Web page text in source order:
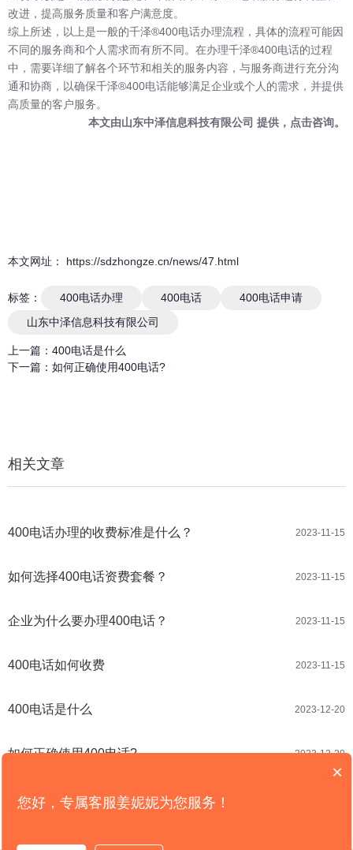
改进，提高服务质量和客户满意度。
综上所述，以上是一般的千泽®400电话办理流程，具体的流程可能因
不同的服务商和个人需求而有所不同。在办理千泽®400电话的过程
中，需要详细了解各个环节和相关的服务内容，与服务商进行充分沟
通和协商，以确保千泽®400电话能够满足企业或个人的需求，并提供
高质量的客户服务。
本文由山东中泽信息科技有限公司 提供， 点击咨询。
本文网址： https://sdzhongze.cn/news/47.html
标签： 400电话办理 400电话
400电话申请
山东中泽信息科技有限公司
上一篇： 400电话是什么
下一篇： 如何正确使用400电话?
相关文章
2023-11-15
400电话办理的收费标准是什么？
2023-11-15
如何选择400电话资费套餐？
2023-11-15
企业为什么要办理400电话？
2023-11-15
400电话如何收费
2023-12-20
400电话是什么
2023-12-20
如何正确使用400电话?
×
您好，专属客服姜妮妮为您服务！